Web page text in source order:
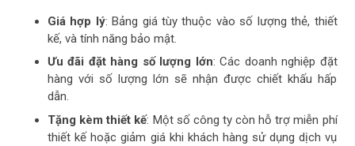
Giá hợp lý: Bảng giá tùy thuộc vào số lượng thẻ, thiết
kế, và tính năng bảo mật.
Ưu đãi đặt hàng số lượng lớn: Các doanh nghiệp đặt
hàng với số lượng lớn sẽ nhận được chiết khấu hấp
dẫn.
Tặng kèm thiết kế: Một số công ty còn hỗ trợ miễn phí
thiết kế hoặc giảm giá khi khách hàng sử dụng dịch vụ